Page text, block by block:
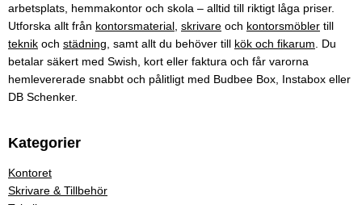
arbetsplats, hemmakontor och skola – alltid till riktigt låga priser.
Utforska allt från kontorsmaterial skrivare och kontorsmöbler till
teknik och städning , samt allt du behöver till kök och fikarum . Du
betalar säkert med Swish, kort eller faktura och får varorna
hemlevererade snabbt och pålitligt med Budbee Box, Instabox eller
DB Schenker.
Kategorier
Kontoret
Skrivare & Tillbehör